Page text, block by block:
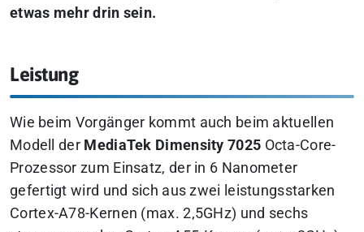
etwas mehr drin sein.
Leistung
Wie beim Vorgänger kommt auch beim aktuellen
Modell der MediaTek Dimensity 7025 Octa-Core-
Prozessor zum Einsatz, der in 6 Nanometer
gefertigt wird und sich aus zwei leistungsstarken
Cortex-A78-Kernen (max. 2,5GHz) und sechs